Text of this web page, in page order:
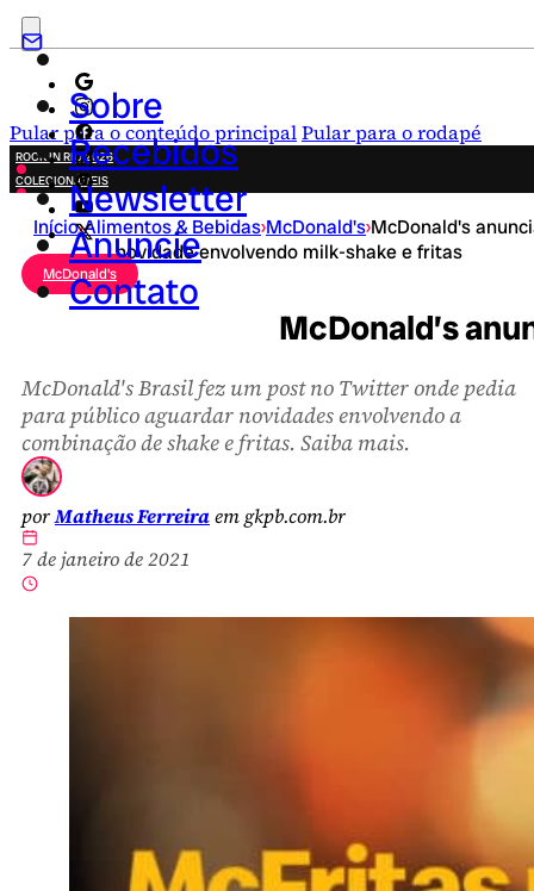
Pular para o conteúdo principalPular para o rodapé
Sobre
Recebidos
Newsletter
Anuncie
Contato
ROCK IN RIO 2026
COLECIONÁVEIS
FESTA JUNINA
NOVIDADES
CAMPANHAS CRIATIVAS
Início›Alimentos & Bebidas›McDonald's›McDonald's
novidade envolvendo milk-shake e fritas
McDonald's
McDonald’s
McDonald's Brasil fez um post no Twitter onde pedia
para público aguardar novidades envolvendo a
combinação de shake e fritas. Saiba mais.
porMatheus Ferreiraem gkpb.com.br
7 de janeiro de 2021